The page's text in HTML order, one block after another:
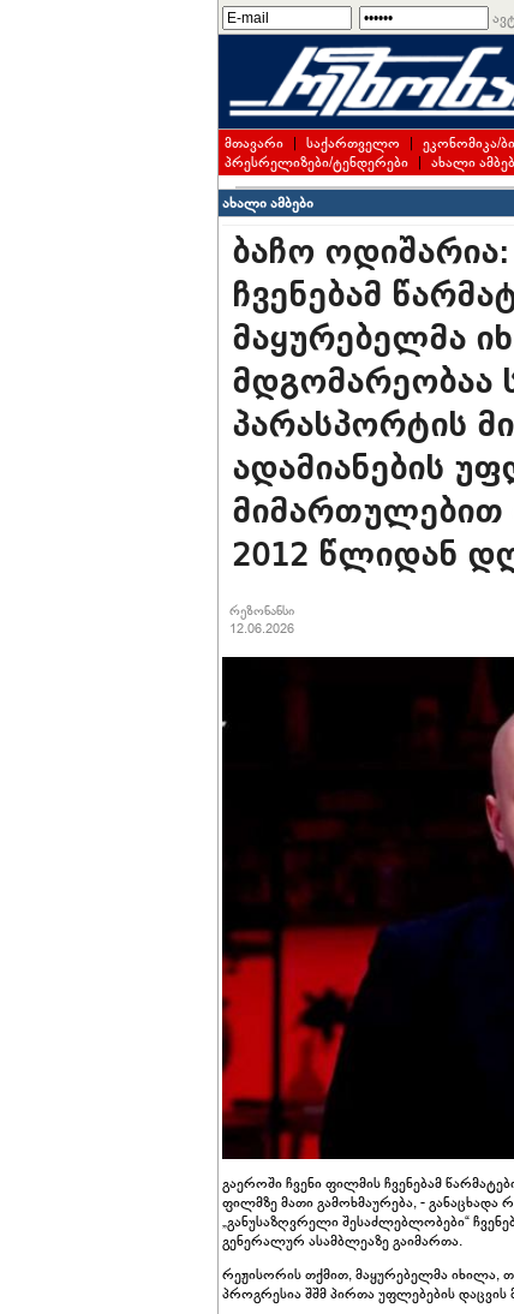
მთავარი | საქართველო | ეკონომიკა/
პრესრელიზები/ტენდერები | ახალი
ახალი ამბები
ბაჩო
ჩვენებამ
მაყურებელმა
მდგომარეობაა
პარასპორტის
ადამიანების
მიმართულებით
2012 წლიდან
რეზონანსი
12.06.2026
გაეროში ჩვენი ფილმის ჩვენებამ
ფილმზე მათი გამოხმაურება, -
„განუსაზღვრელი შესაძლებლობები“
გენერალურ ასამბლეაზე გაიმართა.
რეჟისორის თქმით, მაყურებელმა
პროგრესია შშმ პირთა უფლებების